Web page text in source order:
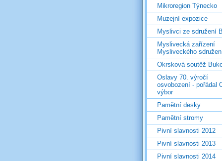
Mikroregion Týnecko
Muzejní expozice
Myslivci ze sdružení
Myslivecká zařízení
Mysliveckého
Okrsková soutěž
Oslavy 70. výročí
osvobození - pořádal
výbor
Pamětní desky
Pamětní stromy
Pivní slavnosti 2012
Pivní slavnosti 2013
Pivní slavnosti 2014